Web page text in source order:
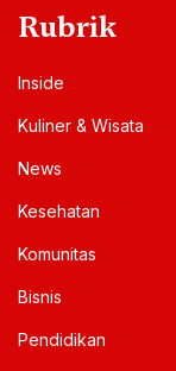
Rubrik
Inside
Kuliner & Wisata
News
Kesehatan
Komunitas
Bisnis
Pendidikan